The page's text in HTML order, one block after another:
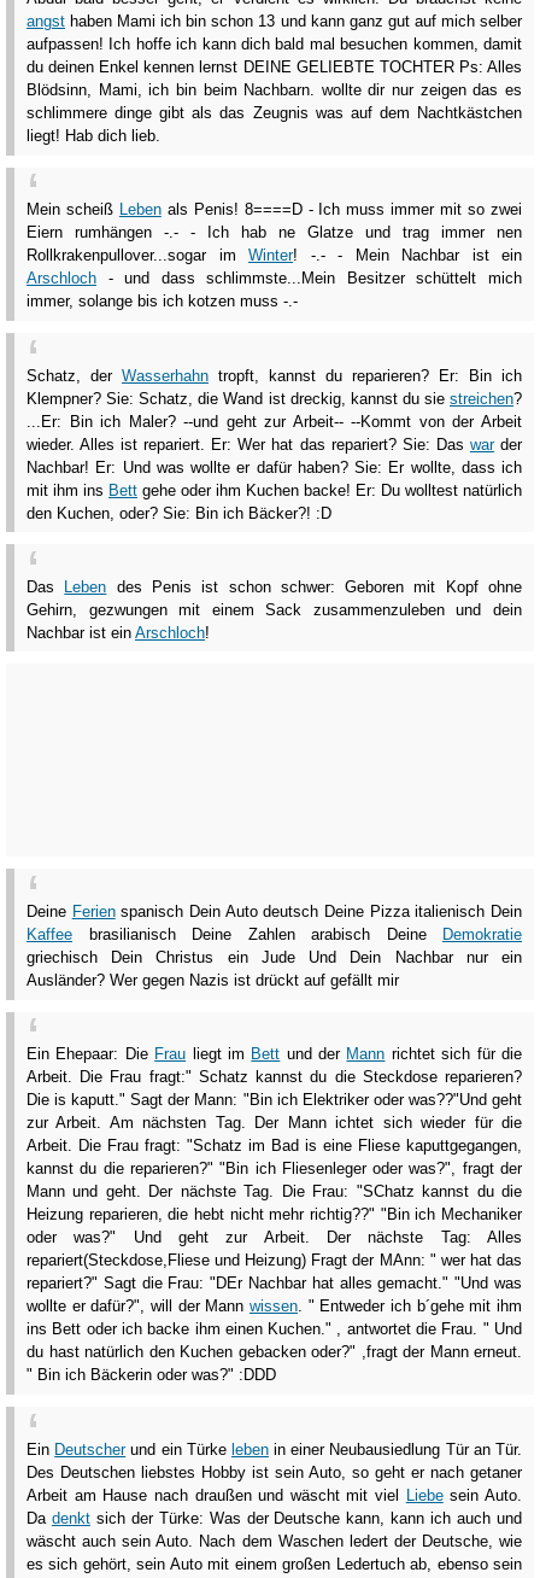
angst haben Mami ich bin schon 13 und kann ganz gut auf mich selber
aufpassen! Ich hoffe ich kann dich bald mal besuchen kommen, damit
du deinen Enkel kennen lernst DEINE GELIEBTE TOCHTER Ps: Alles
Blödsinn, Mami, ich bin beim Nachbarn. wollte dir nur zeigen das es
schlimmere dinge gibt als das Zeugnis was auf dem Nachtkästchen
liegt! Hab dich lieb.
Mein scheiß Lebenals Penis! 8====D - Ich muss immer mit so zwei
Eiern rumhängen -.- - Ich hab ne Glatze und trag immer nen
Rollkrakenpullover...sogar im Winter! -.- - Mein Nachbar ist ein
Arschloch - und dass schlimmste...Mein Besitzer schüttelt mich
immer, solange bis ich kotzen muss -.-
Schatz, der Wasserhahn tropft, kannst du reparieren? Er: Bin ich
Klempner? Sie: Schatz, die Wand ist dreckig, kannst du sie streichen?
...Er: Bin ich Maler? --und geht zur Arbeit-- --Kommt von der Arbeit
wieder. Alles ist repariert. Er: Wer hat das repariert? Sie: Das warder
Nachbar! Er: Und was wollte er dafür haben? Sie: Er wollte, dass ich
mit ihm ins Bett gehe oder ihm Kuchen backe! Er: Du wolltest natürlich
den Kuchen, oder? Sie: Bin ich Bäcker?! :D
Das Leben des Penis ist schon schwer: Geboren mit Kopf ohne
Gehirn, gezwungen mit einem Sack zusammenzuleben und dein
Nachbar ist ein Arschloch!
Deine Ferienspanisch Dein Auto deutsch Deine Pizza italienisch Dein
Kaffee brasilianisch Deine Zahlen arabisch Deine
Demokratie
griechisch Dein Christus ein Jude Und Dein Nachbar nur ein
Ausländer? Wer gegen Nazis ist drückt auf gefällt mir
Ein Ehepaar: Die Frau liegt im Bett und der Mann richtet sich für die
Arbeit. Die Frau fragt:" Schatz kannst du die Steckdose reparieren?
Die is kaputt." Sagt der Mann: "Bin ich Elektriker oder was??"Und geht
zur Arbeit. Am nächsten Tag. Der Mann ichtet sich wieder für die
Arbeit. Die Frau fragt: "Schatz im Bad is eine Fliese kaputtgegangen,
kannst du die reparieren?" "Bin ich Fliesenleger oder was?", fragt der
Mann und geht. Der nächste Tag. Die Frau: "SChatz kannst du die
Heizung reparieren, die hebt nicht mehr richtig??" "Bin ich Mechaniker
oder was?" Und geht zur Arbeit. Der nächste Tag: Alles
repariert(Steckdose,Fliese und Heizung) Fragt der MAnn: " wer hat das
repariert?" Sagt die Frau: "DEr Nachbar hat alles gemacht." "Und was
wollte er dafür?", will der Mann wissen. " Entweder ich b´gehe mit ihm
ins Bett oder ich backe ihm einen Kuchen." , antwortet die Frau. " Und
du hast natürlich den Kuchen gebacken oder?" ,fragt der Mann erneut.
" Bin ich Bäckerin oder was?" :DDD
Ein Deutscherund ein Türke lebenin einer Neubausiedlung Tür an Tür.
Des Deutschen liebstes Hobby ist sein Auto, so geht er nach getaner
Arbeit am Hause nach draußen und wäscht mit viel Liebesein Auto.
Da denktsich der Türke: Was der Deutsche kann, kann ich auch und
wäscht auch sein Auto. Nach dem Waschen ledert der Deutsche, wie
es sich gehört, sein Auto mit einem großen Ledertuch ab, ebenso sein